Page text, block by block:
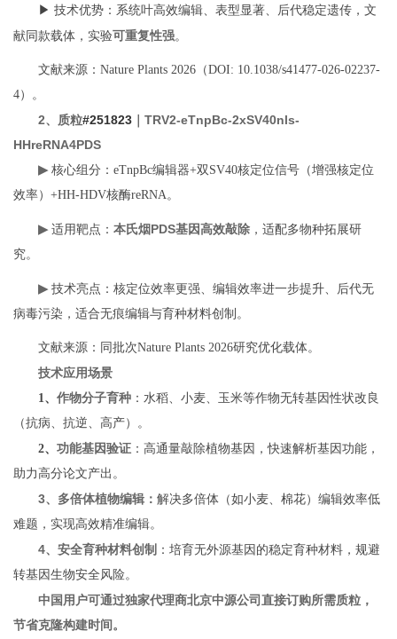
▶ 技术优势：系统叶高效编辑、表型显著、后代稳定遗传，文
献同款载体，实验可重复性强。
文献来源：Nature Plants 2026（DOI: 10.1038/s41477-026-02237-
4）。
2、 质粒#251823 ｜TRV2-eTnpBc-2xSV40nls-
HHreRNA4PDS
▶ 核心组分：eTnpBc编辑器+双SV40核定位信号（增强核定位
效率）+HH-HDV核酶reRNA。
▶ 适用靶点： 本氏烟PDS基因高效敲除 ，适配多物种拓展研
究。
▶ 技术亮点：核定位效率更强、编辑效率进一步提升、后代无
病毒污染，适合无痕编辑与育种材料创制。
文献来源：同批次Nature Plants 2026研究优化载体。
技术应用场景
1、 作物分子育种 ：水稻、小麦、玉米等作物无转基因性状改良
（抗病、抗逆、高产）。
2、 功能基因验证 ：高通量敲除植物基因，快速解析基因功能，
助力高分论文产出。
3、 多倍体植物编辑： 解决多倍体（如小麦、棉花）编辑效率低
难题，实现高效精准编辑。
4、 安全育种材料创制 ：培育无外源基因的稳定育种材料，规避
转基因生物安全风险。
中国用户可通过独家代理商北京中源公司直接订购所需质粒，
节省克隆构建时间。